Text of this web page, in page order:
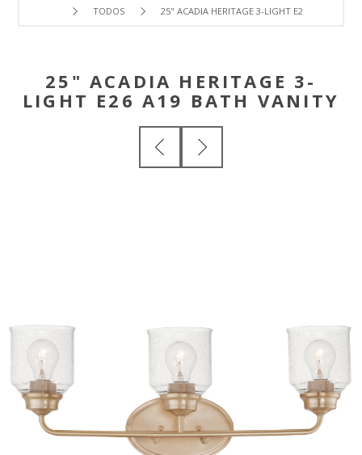
TODOS 25" ACADIA HERITAGE 3-LIGHT E26 A19 BATH
25" ACADIA HERITAGE 3-
LIGHT E26 A19 BATH VANITY